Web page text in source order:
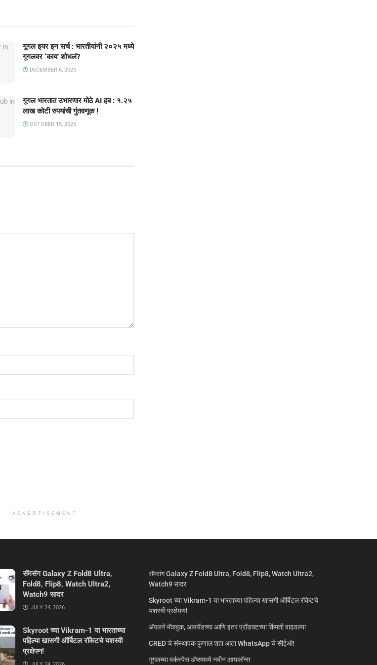
गूगल इयर इन सर्च : भारतीयांनी २०२५ मध्ये
गूगलवर ‘काय’ शोधलं?
DECEMBER 6, 2025
गूगल भारतात उभारणार मोठे AI हब : १.२५
लाख कोटी रुपयांची गुंतवणूक !
OCTOBER 15, 2025
ADVERTISEMENT
सॅमसंग Galaxy Z Fold8 Ultra,
Fold8, Flip8, Watch Ultra2,
Watch9 सादर
JULY 24, 2026
Skyroot च्या Vikram-1 या भारताच्या
पहिल्या खासगी ऑर्बिटल रॉकेटचे यशस्वी
प्रक्षेपण!
सॅमसंग Galaxy Z Fold8 Ultra, Fold8, Flip8, Watch Ultra2,
Watch9 सादर
Skyroot च्या Vikram-1 या भारताच्या पहिल्या खासगी ऑर्बिटल रॉकेटचे
यशस्वी प्रक्षेपण!
ॲपलने मॅकबुक, आयपॅडच्या आणि इतर प्रॉडक्टच्या किंमती वाढवल्या
CRED चे संस्थापक कुणाल शहा आता WhatsApp चे सीईओ!
गूगलच्या वर्कस्पेस अ‍ॅप्समध्ये नवीन आयकॉन्स